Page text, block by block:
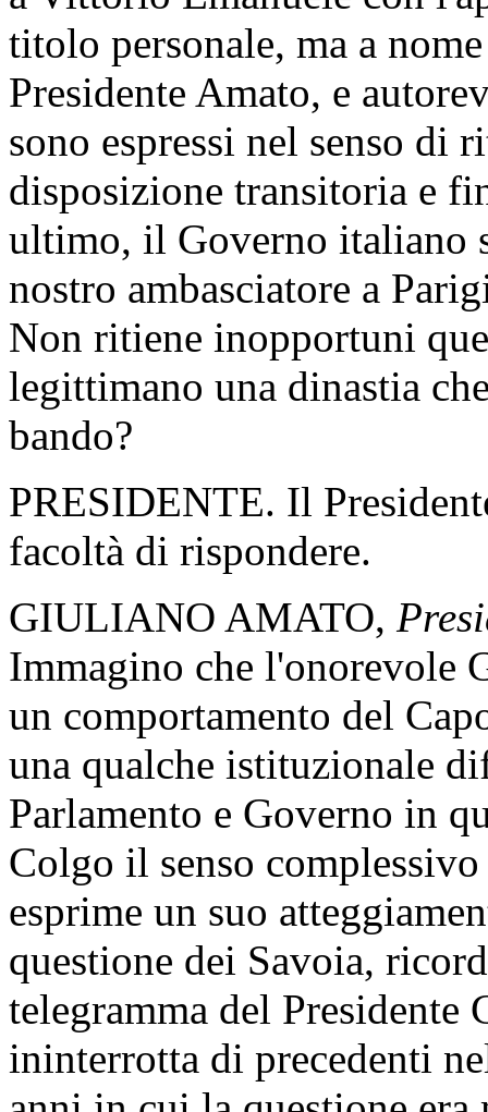
titolo personale, ma a
Presidente Amato, e
sono espressi nel senso di
disposizione transitoria e
ultimo, il Governo italiano
nostro ambasciatore a
Non ritiene inopportuni
legittimano una dinastia
bando?
PRESIDENTE. Il
facoltà di rispondere.
GIULIANO AMATO,
Immagino che l'onorevole
un comportamento del
una qualche istituzionale
Parlamento e Governo in
Colgo il senso
esprime un suo
questione dei Savoia,
telegramma del
ininterrotta di precedenti